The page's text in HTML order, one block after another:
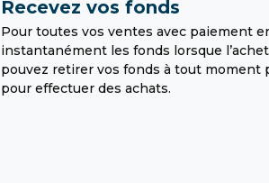
Recevez vos fonds
Pour toutes vos ventes avec paiement
instantanément les fonds lorsque
pouvez retirer vos fonds à tout moment
pour effectuer des achats.